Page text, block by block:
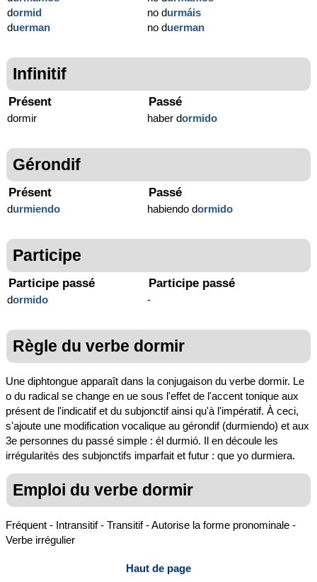
dormid
duerman
no durmáis
no duerman
Infinitif
Présent
dormir
Passé
haber dormido
Gérondif
Présent
durmiendo
Passé
habiendo dormido
Participe
Participe passé
dormido
Participe passé
-
Règle du verbe dormir
Une diphtongue apparaît dans la conjugaison du verbe dormir. Le
o du radical se change en ue sous l'effet de l'accent tonique aux
présent de l'indicatif et du subjonctif ainsi qu'à l'impératif. À ceci,
s'ajoute une modification vocalique au gérondif (durmiendo) et aux
3e personnes du passé simple : él durmió. Il en découle les
irrégularités des subjonctifs imparfait et futur : que yo durmiera.
Emploi du verbe dormir
Fréquent - Intransitif - Transitif - Autorise la forme pronominale -
Verbe irrégulier
Haut de page